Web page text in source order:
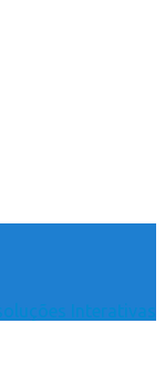
Interativas